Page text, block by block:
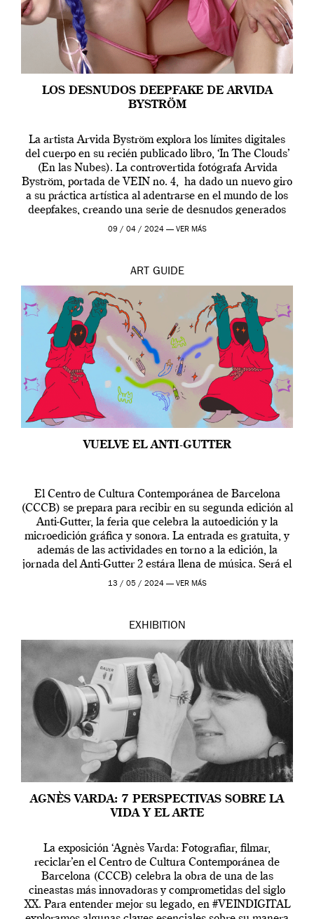
LOS DESNUDOS DEEPFAKE DE ARVIDA
BYSTRÖM
La artista Arvida Byström explora los límites digitales
del cuerpo en su recién publicado libro, ‘In The Clouds’
(En las Nubes). La controvertida fotógrafa Arvida
Byström, portada de VEIN no. 4, ha dado un nuevo giro
a su práctica artística al adentrarse en el mundo de los
deepfakes, creando una serie de desnudos generados
por […]
09 / 04 / 2024 — VER MÁS
ART GUIDE
VUELVE EL ANTI-GUTTER
El Centro de Cultura Contemporánea de Barcelona
(CCCB) se prepara para recibir en su segunda edición al
Anti-Gutter, la feria que celebra la autoedición y la
microedición gráfica y sonora. La entrada es gratuita, y
además de las actividades en torno a la edición, la
jornada del Anti-Gutter 2 estára llena de música. Será el
[…]
13 / 05 / 2024 — VER MÁS
EXHIBITION
AGNÈS VARDA: 7 PERSPECTIVAS SOBRE LA
VIDA Y EL ARTE
La exposición ‘Agnès Varda: Fotografiar, filmar,
reciclar’en el Centro de Cultura Contemporánea de
Barcelona (CCCB) celebra la obra de una de las
cineastas más innovadoras y comprometidas del siglo
XX. Para entender mejor su legado, en #VEINDIGITAL